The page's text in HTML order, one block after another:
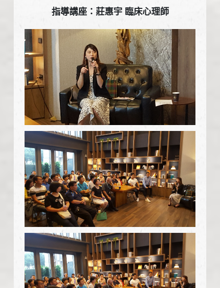
指導講座：莊惠宇 臨床心理師